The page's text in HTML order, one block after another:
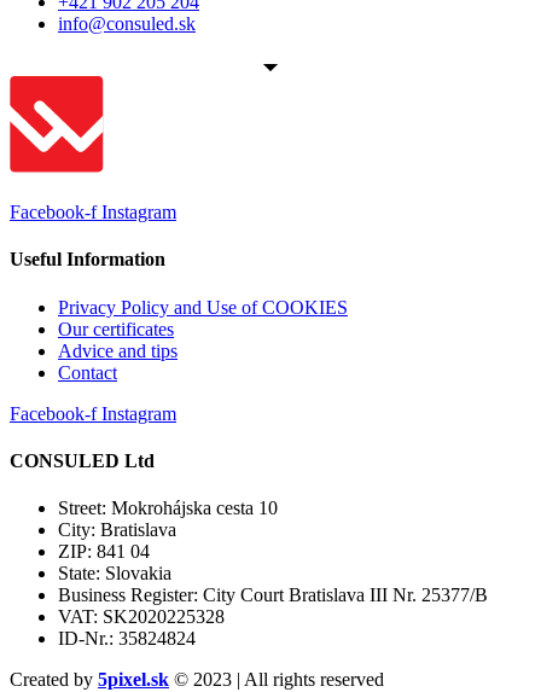
info@consuled.sk
Facebook-f Instagram
Useful Information
Privacy Policy and Use of COOKIES
Our certificates
Advice and tips
Contact
Facebook-f Instagram
CONSULED Ltd
Street: Mokrohájska cesta 10
City: Bratislava
ZIP: 841 04
State: Slovakia
Business Register: City Court Bratislava III Nr. 25377/B
VAT: SK2020225328
ID-Nr.: 35824824
Created by 5pixel.sk © 2023 | All rights reserved